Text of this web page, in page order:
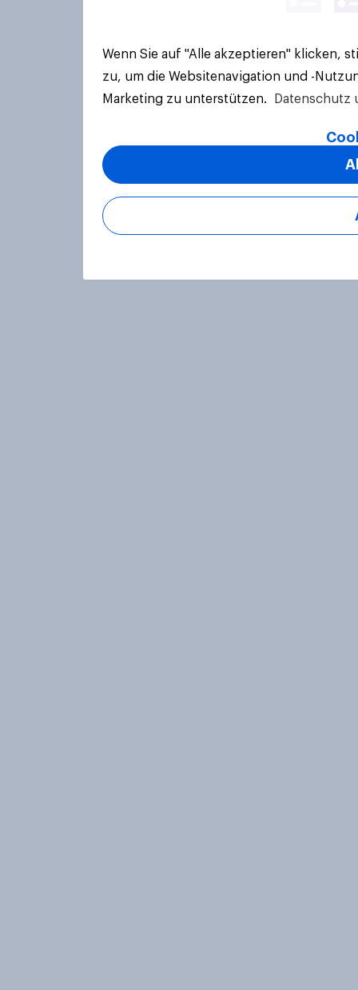
Wenn Sie auf "Alle akzeptieren" klicken,
zu, um die Websitenavigation und -
Marketing zu unterstützen.
Datenschutz